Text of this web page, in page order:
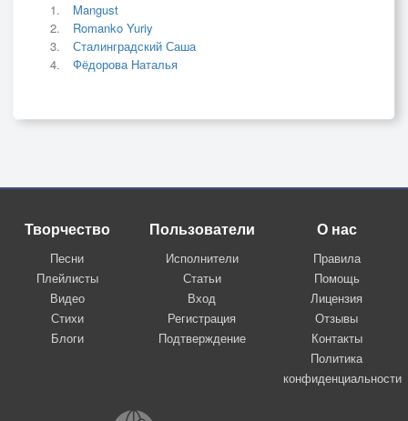
Mangust
Romanko Yuriy
Сталинградский Саша
Фёдорова Наталья
Творчество
Песни
Плейлисты
Видео
Стихи
Блоги
Пользователи
Исполнители
Статьи
Вход
Регистрация
Подтверждение
О нас
Правила
Помощь
Лицензия
Отзывы
Контакты
Политика
конфиденциальности